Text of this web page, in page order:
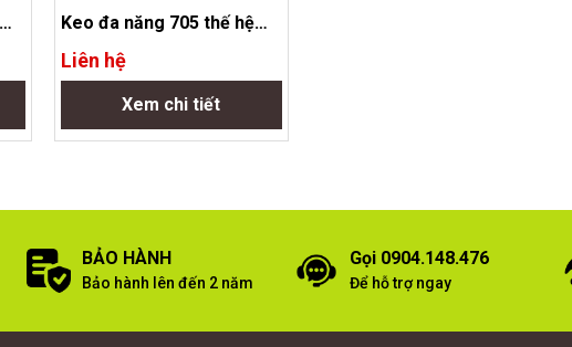
Keo đa năng 705 thế hệ
mới-hộp 24lon/500ml
Liên hệ
Xem chi tiết
BẢO HÀNH
Bảo hành lên đến 2 năm
Gọi 0904.148.476
Để hỗ trợ ngay